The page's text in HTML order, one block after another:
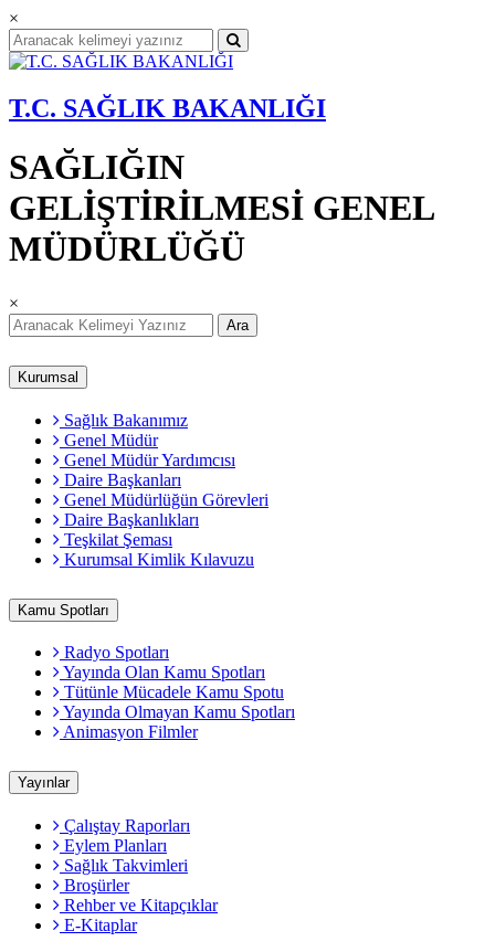
×
T.C. SAĞLIK BAKANLIĞI
SAĞLIĞIN
GELİŞTİRİLMESİ GENEL
MÜDÜRLÜĞÜ
×
Ara
Kurumsal
Sağlık Bakanımız
Genel Müdür
Genel Müdür Yardımcısı
Daire Başkanları
Genel Müdürlüğün Görevleri
Daire Başkanlıkları
Teşkilat Şeması
Kurumsal Kimlik Kılavuzu
Kamu Spotları
Radyo Spotları
Yayında Olan Kamu Spotları
Tütünle Mücadele Kamu Spotu
Yayında Olmayan Kamu Spotları
Animasyon Filmler
Yayınlar
Çalıştay Raporları
Eylem Planları
Sağlık Takvimleri
Broşürler
Rehber ve Kitapçıklar
E-Kitaplar